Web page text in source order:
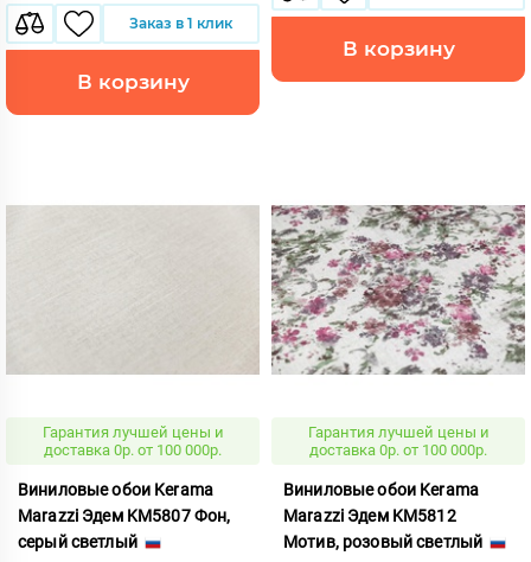
Заказ в 1 клик
В корзину
В корзину
Гарантия лучшей цены и
доставка 0р. от 100 000р.
Виниловые обои Kerama
Marazzi Эдем KM5807 Фон,
серый светлый
Гарантия лучшей цены и
доставка 0р. от 100 000р.
Виниловые обои Kerama
Marazzi Эдем KM5812
Мотив, розовый светлый